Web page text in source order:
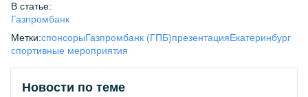
В статье:
Газпромбанк
Метки:спонсорыГазпромбанк (ГПБ)презентацияЕкатеринбург
спортивные мероприятия
Новости по теме